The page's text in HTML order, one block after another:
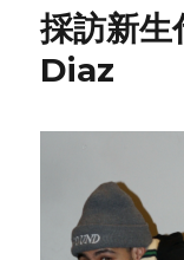
理
Dr.
採訪新
Diaz